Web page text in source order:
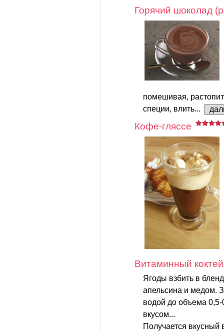
Горячий шоколад
помешивая,
специи, влить...
Кофе-гляссе
Витаминный
Ягоды взбить в
апельсина и медом.
водой до объема
вкусом...
Получается вкусный